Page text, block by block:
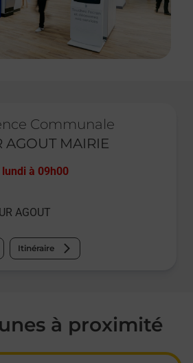
Communale
AGOUT MAIRIE
à 09h00
AGOUT
Itinéraire
à proximité